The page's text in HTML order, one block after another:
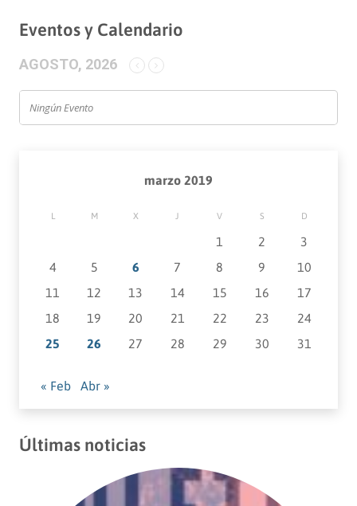
Eventos y Calendario
AGOSTO, 2026
Ningún Evento
marzo 2019
L M X J V S D
1 2
3
4
5 6 7 8 9
10
11
12 13 14 15 16
17
18
19 20 21 22 23
24
25
26 27 28 29 30 31
« Feb Abr »
Últimas noticias